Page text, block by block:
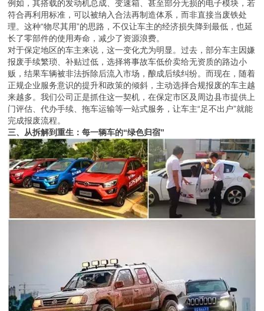
理。这种“物尽其用”的思路，不仅让车主的经济损失降到最低，也延
长了零部件的使用寿命，减少了资源浪费。
对于保定地区的车主来说，这一变化尤为明显。过去，部分车主因嫌
报废手续繁琐、补贴过低，选择将事故车低价卖给无资质的路边小
贩，结果车辆被非法拆除后流入市场，酿成后续纠纷。而现在，随着
正规企业服务意识的提升和政策的倾斜，主动选择合规报废的车主越
来越多。我们公司正是抓住这一契机，在保定市区及周边县市提供上
门评估、代办手续、拖车运输等一站式服务，让车主“足不出户”就能
完成报废流程。
三、从拆解到重生：每一辆车的“绿色归宿”